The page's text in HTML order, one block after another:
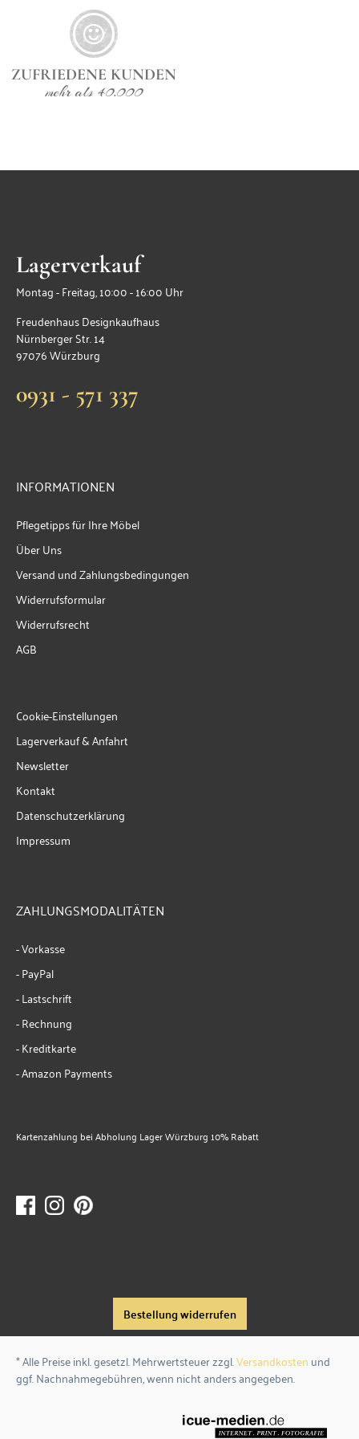
ZUFRIEDENE KUNDEN
mehr als 40.000
Lagerverkauf
Montag - Freitag, 10:00 - 16:00 Uhr
Freudenhaus Designkaufhaus
Nürnberger Str. 14
97076 Würzburg
0931 - 571 337
INFORMATIONEN
Pflegetipps für Ihre Möbel
Über Uns
Versand und Zahlungsbedingungen
Widerrufsformular
Widerrufsrecht
AGB
Cookie-Einstellungen
Lagerverkauf & Anfahrt
Newsletter
Kontakt
Datenschutzerklärung
Impressum
ZAHLUNGSMODALITÄTEN
- Vorkasse
- PayPal
- Lastschrift
- Rechnung
- Kreditkarte
- Amazon Payments
Kartenzahlung bei Abholung Lager Würzburg 10% Rabatt
Bestellung widerrufen
* Alle Preise inkl. gesetzl. Mehrwertsteuer zzgl.Versandkosten und
ggf. Nachnahmegebühren, wenn nicht anders angegeben.